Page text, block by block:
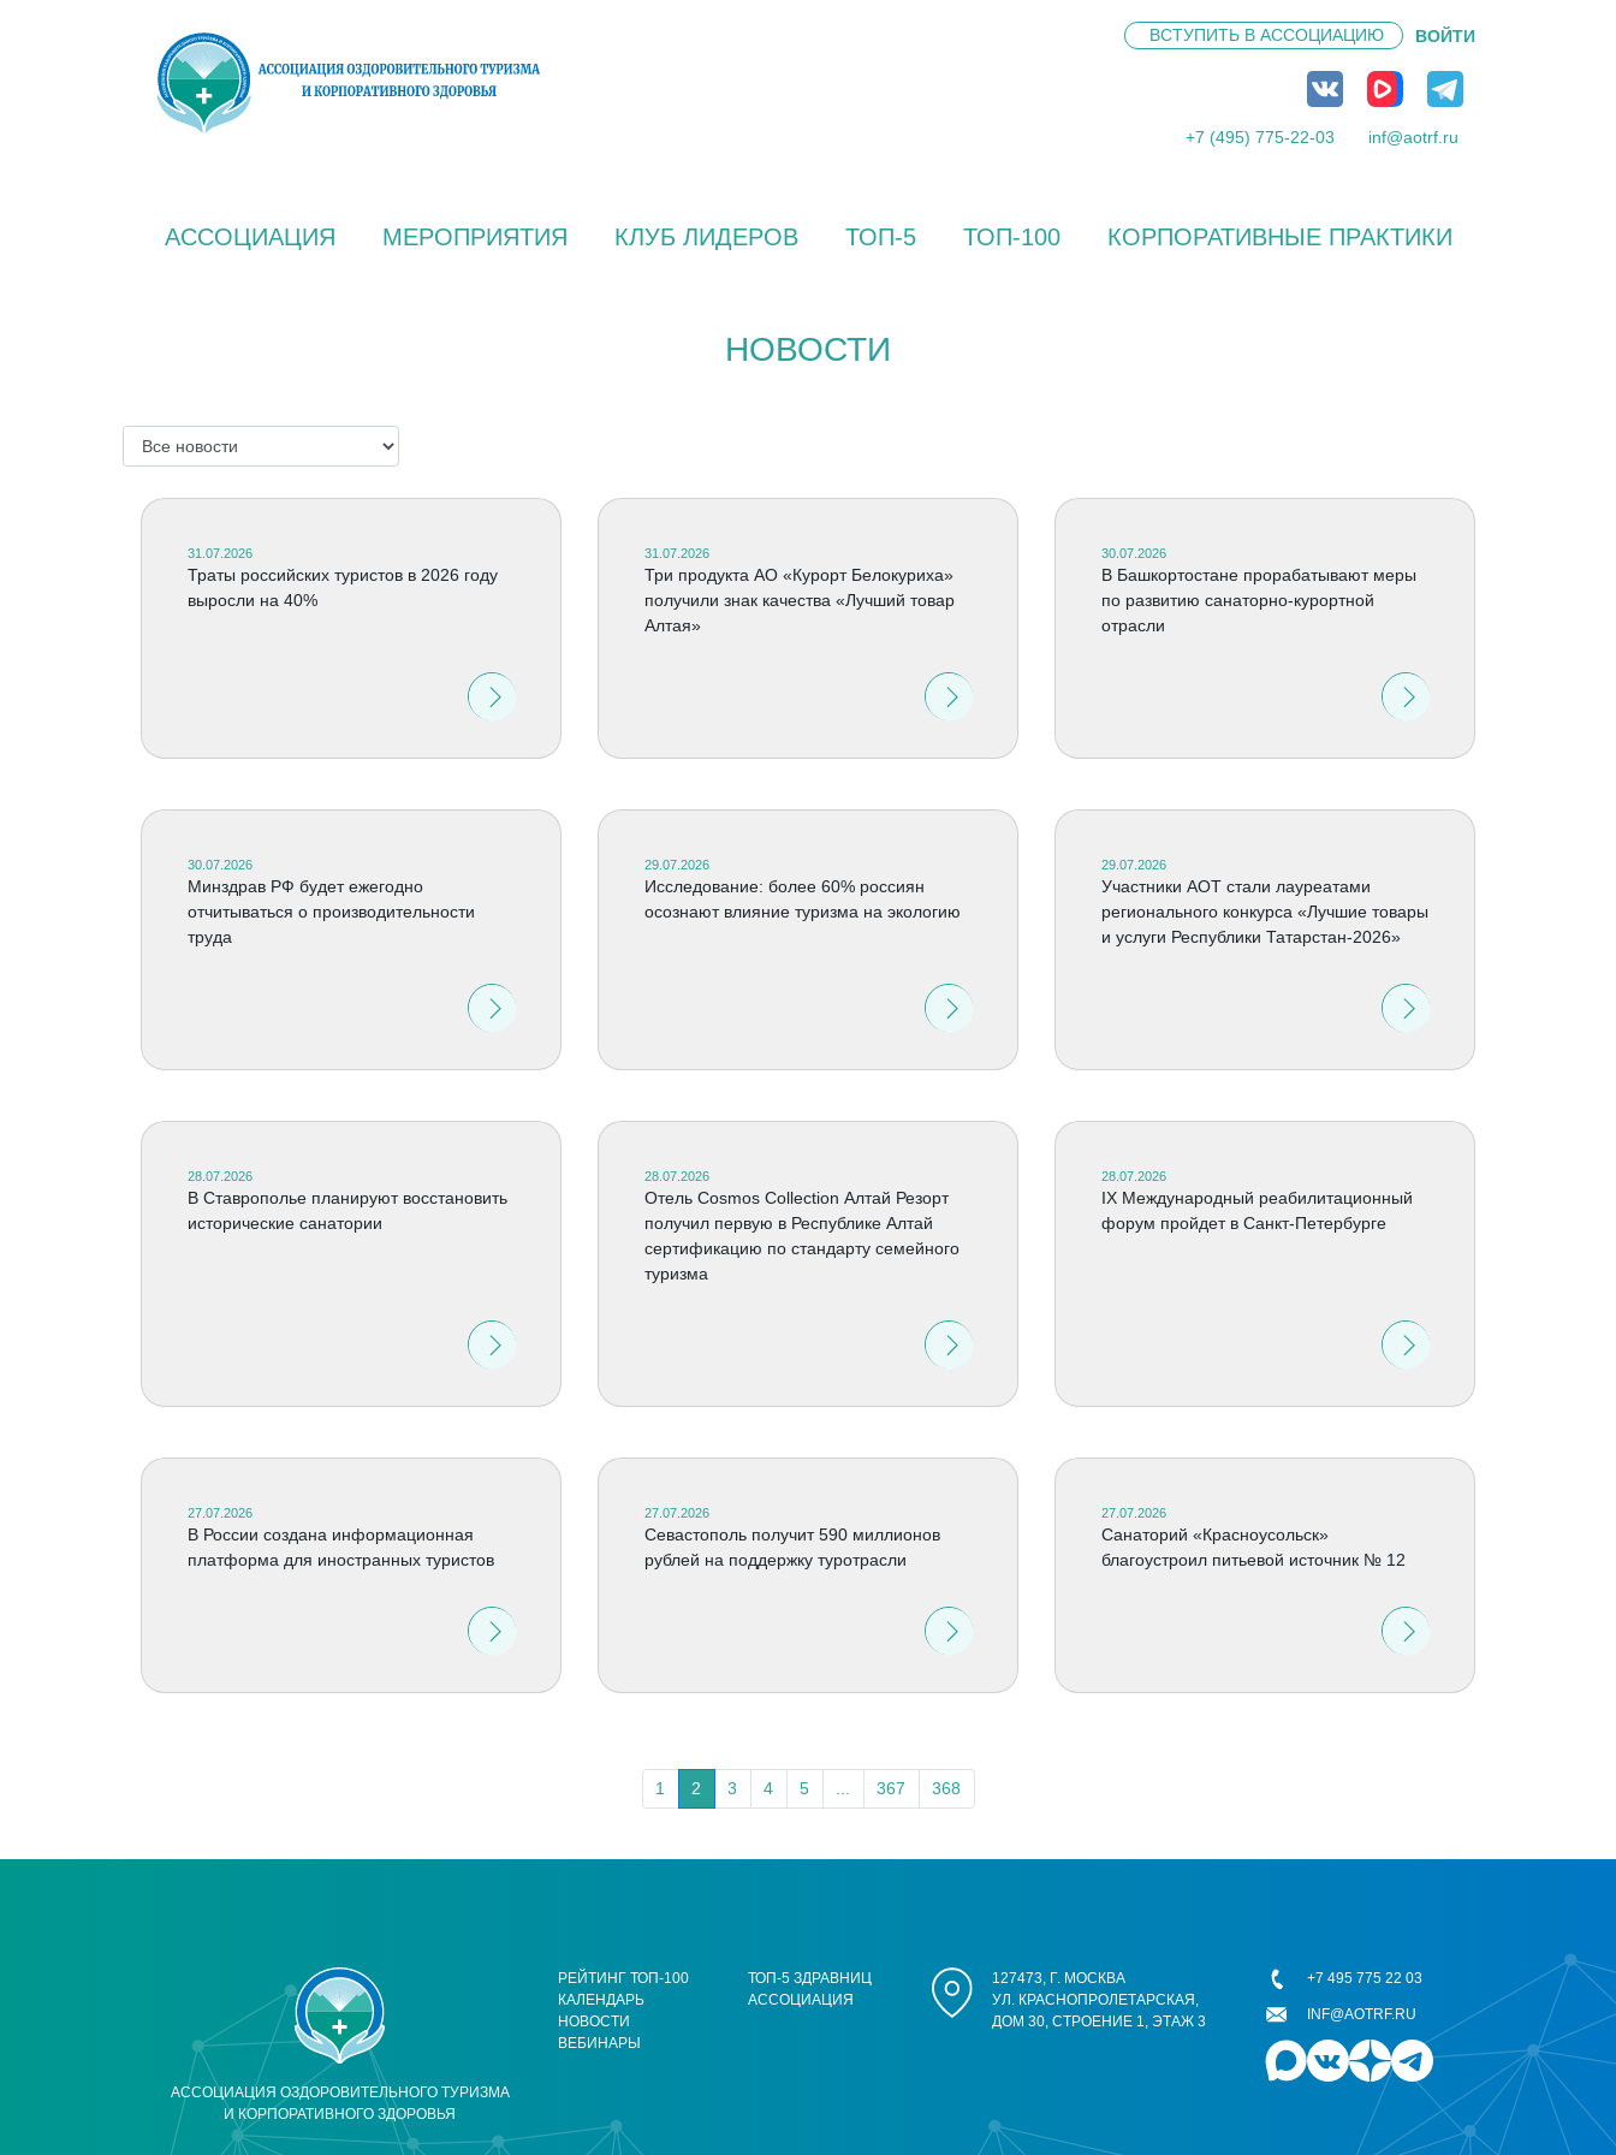
ВСТУПИТЬ В АССОЦИАЦИЮ ВОЙТИ
+7 (495) 775-22-03 inf@aotrf.ru
АССОЦИАЦИЯ МЕРОПРИЯТИЯ КЛУБ ЛИДЕРОВ ТОП-5 ТОП-100 КОРПОРАТИВНЫЕ ПРАКТИКИ
НОВОСТИ
31.07.2026
Траты российских туристов в 2026 году
выросли на 40%
31.07.2026
Три продукта АО «Курорт Белокуриха»
получили знак качества «Лучший товар
Алтая»
30.07.2026
В Башкортостане прорабатывают меры
по развитию санаторно-курортной
отрасли
30.07.2026
Минздрав РФ будет ежегодно
отчитываться о производительности
труда
29.07.2026
Исследование: более 60% россиян
осознают влияние туризма на экологию
29.07.2026
Участники АОТ стали лауреатами
регионального конкурса «Лучшие товары
и услуги Республики Татарстан-2026»
28.07.2026
В Ставрополье планируют восстановить
исторические санатории
28.07.2026
Отель Cosmos Collection Алтай Резорт
получил первую в Республике Алтай
сертификацию по стандарту семейного
туризма
28.07.2026
IX Международный реабилитационный
форум пройдет в Санкт-Петербурге
27.07.2026
В России создана информационная
платформа для иностранных туристов
27.07.2026
Севастополь получит 590 миллионов
рублей на поддержку туротрасли
27.07.2026
Санаторий «Красноусольск»
благоустроил питьевой источник № 12
1 2 3 4 5 367 368
АССОЦИАЦИЯ ОЗДОРОВИТЕЛЬНОГО ТУРИЗМА
И КОРПОРАТИВНОГО ЗДОРОВЬЯ
РЕЙТИНГ ТОП-100
КАЛЕНДАРЬ
НОВОСТИ
ВЕБИНАРЫ
ТОП-5 ЗДРАВНИЦ
АССОЦИАЦИЯ
127473, Г. МОСКВА
УЛ. КРАСНОПРОЛЕТАРСКАЯ,
ДОМ 30, СТРОЕНИЕ 1, ЭТАЖ 3
+7 495 775 22 03
INF@AOTRF.RU